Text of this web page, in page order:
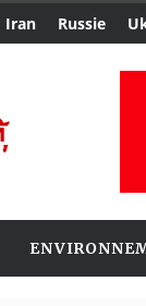
Iran Russie